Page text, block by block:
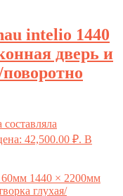
intelio 1440
дверь и
42,500.00 ₽. В